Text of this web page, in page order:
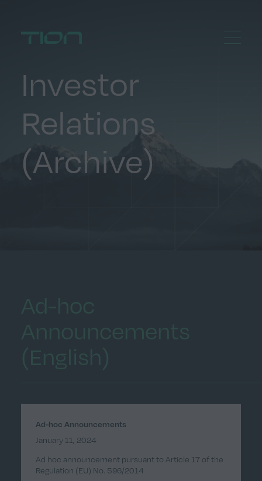
Home
Investor
Relations
(Archive)
Ad-hoc Announcements
January 11, 2024
Ad hoc announcement pursuant to Article 17 of the
Regulation (EU) No. 596/2014